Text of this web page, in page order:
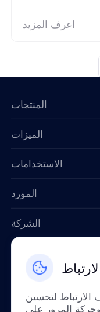
اعرف المزيد
لتحسين
المرور على
المنتجات
الميزات
الاستخدامات
المورد
الشركة
Email: